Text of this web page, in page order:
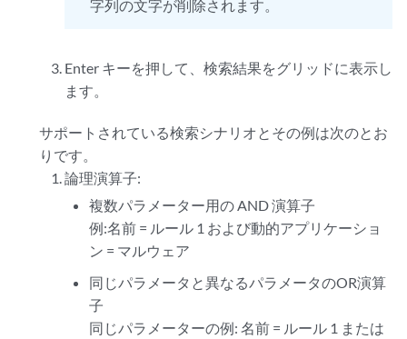
字列の文字が削除されます。
Enter キーを押して、検索結果をグリッドに表示し
ます。
サポートされている検索シナリオとその例は次のとお
りです。
論理演算子:
複数パラメーター用の AND 演算子
例:名前 = ルール 1 および動的アプリケーショ
ン = マルウェア
同じパラメータと異なるパラメータのOR演算
子
同じパラメーターの例: 名前 = ルール 1 または